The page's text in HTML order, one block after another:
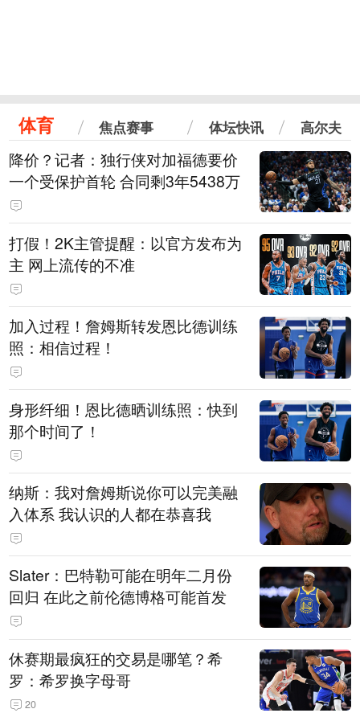
体育 焦点赛事 体坛快讯 高尔夫
降价？记者：独行侠对加福德要价
一个受保护首轮 合同剩3年5438万
打假！2K主管提醒：以官方发布为
主 网上流传的不准
加入过程！詹姆斯转发恩比德训练
照：相信过程！
身形纤细！恩比德晒训练照：快到
那个时间了！
纳斯：我对詹姆斯说你可以完美融
入体系 我认识的人都在恭喜我
Slater：巴特勒可能在明年二月份
回归 在此之前伦德博格可能首发
休赛期最疯狂的交易是哪笔？希
罗：希罗换字母哥
20